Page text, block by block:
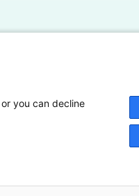
Lectoren en onderzoekers
you can decline